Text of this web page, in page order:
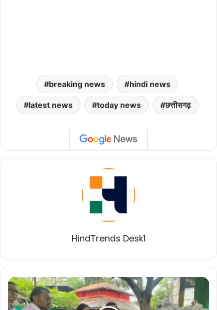
breaking news hindi news
latest news today news छत्तीसगढ़
HindTrends Desk1
महापौर
और
निगम